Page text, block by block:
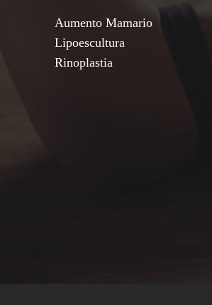
Aumento Mamario
Lipoescultura
Rinoplastia